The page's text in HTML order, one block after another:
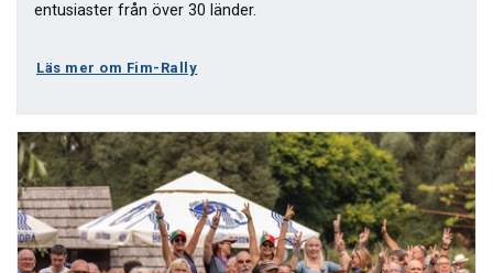
entusiaster från över 30 länder.
Läs mer om Fim-Rally